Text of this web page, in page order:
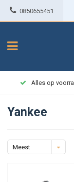
0850655451
Alles op
Yankee
Meest